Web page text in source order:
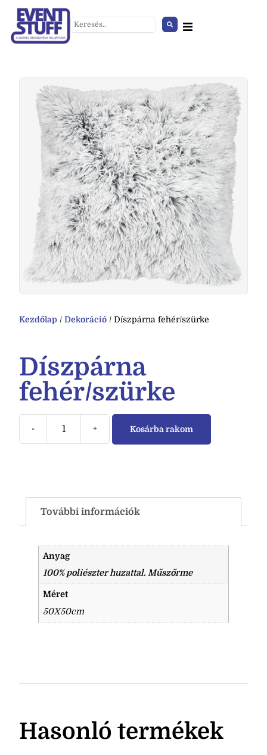
Kezdőlap / Dekoráció / Díszpárna fehér/szürke
Díszpárna
fehér/szürke
- + Kosárba rakom
További információk
Anyag
100% poliészter huzattal. Műszőrme
Méret
50X50cm
Hasonló termékek
Öltözőpad fogasos egyoldalas
150cm
+ HOZZÁAD